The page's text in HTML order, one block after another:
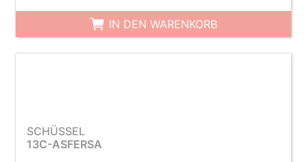
IN DEN WARENKORB
SCHÜSSEL
13C-ASFERSA